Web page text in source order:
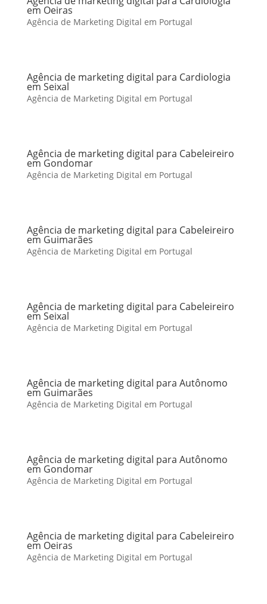
em Oeiras
Agência de Marketing Digital em Portugal
Agência de marketing digital para Cardiologia
em Seixal
Agência de Marketing Digital em Portugal
Agência de marketing digital para Cabeleireiro
em Gondomar
Agência de Marketing Digital em Portugal
Agência de marketing digital para Cabeleireiro
em Guimarães
Agência de Marketing Digital em Portugal
Agência de marketing digital para Cabeleireiro
em Seixal
Agência de Marketing Digital em Portugal
Agência de marketing digital para Autônomo
em Guimarães
Agência de Marketing Digital em Portugal
Agência de marketing digital para Autônomo
em Gondomar
Agência de Marketing Digital em Portugal
Agência de marketing digital para Cabeleireiro
em Oeiras
Agência de Marketing Digital em Portugal